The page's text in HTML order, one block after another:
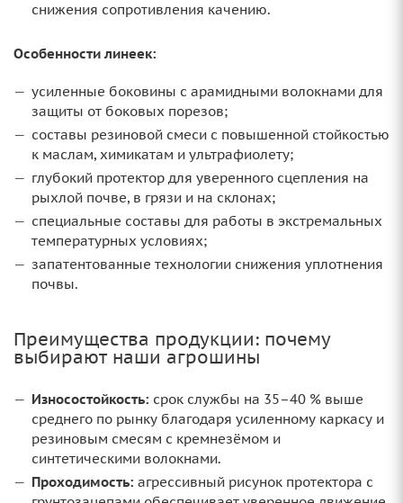
снижения сопротивления качению.
Особенности линеек:
усиленные боковины с арамидными волокнами для
защиты от боковых порезов;
составы резиновой смеси с повышенной стойкостью
к маслам, химикатам и ультрафиолету;
глубокий протектор для уверенного сцепления на
рыхлой почве, в грязи и на склонах;
специальные составы для работы в экстремальных
температурных условиях;
запатентованные технологии снижения уплотнения
почвы.
Преимущества продукции: почему
выбирают наши агрошины
Износостойкость: срок службы на 35–40 % выше
среднего по рынку благодаря усиленному каркасу и
резиновым смесям с кремнезёмом и
синтетическими волокнами.
Проходимость: агрессивный рисунок протектора с